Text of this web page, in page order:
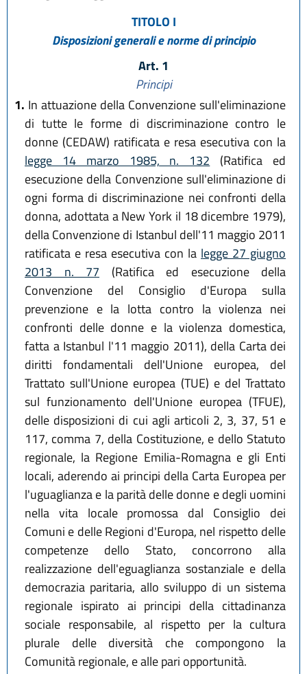
TITOLO I
Disposizioni generali e norme di principio
Art. 1
Principi
1. In attuazione della Convenzione sull'eliminazione
di tutte le forme di discriminazione contro le
donne (CEDAW) ratificata e resa esecutiva con la
legge 14 marzo 1985, n. 132 (Ratifica ed
esecuzione della Convenzione sull'eliminazione di
ogni forma di discriminazione nei confronti della
donna, adottata a New York il 18 dicembre 1979),
della Convenzione di Istanbul dell'11 maggio 2011
ratificata e resa esecutiva con la legge 27 giugno
2013 n. 77 (Ratifica ed esecuzione della
Convenzione del Consiglio d'Europa sulla
prevenzione e la lotta contro la violenza nei
confronti delle donne e la violenza domestica,
fatta a Istanbul l'11 maggio 2011), della Carta dei
diritti fondamentali dell'Unione europea, del
Trattato sull'Unione europea (TUE) e del Trattato
sul funzionamento dell'Unione europea (TFUE),
delle disposizioni di cui agli articoli 2, 3, 37, 51 e
117, comma 7, della Costituzione, e dello Statuto
regionale, la Regione Emilia-Romagna e gli Enti
locali, aderendo ai principi della Carta Europea per
l'uguaglianza e la parità delle donne e degli uomini
nella vita locale promossa dal Consiglio dei
Comuni e delle Regioni d'Europa, nel rispetto delle
competenze dello Stato, concorrono alla
realizzazione dell'eguaglianza sostanziale e della
democrazia paritaria, allo sviluppo di un sistema
regionale ispirato ai principi della cittadinanza
sociale responsabile, al rispetto per la cultura
plurale delle diversità che compongono la
Comunità regionale, e alle pari opportunità.